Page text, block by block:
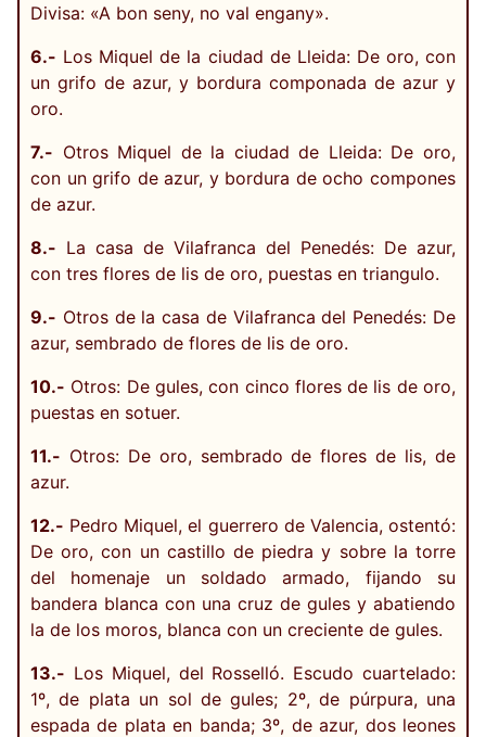
Divisa: «A bon seny, no val engany».
6.- Los Miquel de la ciudad de Lleida: De oro, con
un grifo de azur, y bordura componada de azur y
oro.
7.- Otros Miquel de la ciudad de Lleida: De oro,
con un grifo de azur, y bordura de ocho compones
de azur.
8.- La casa de Vilafranca del Penedés: De azur,
con tres flores de lis de oro, puestas en triangulo.
9.- Otros de la casa de Vilafranca del Penedés: De
azur, sembrado de flores de lis de oro.
10.- Otros: De gules, con cinco flores de lis de oro,
puestas en sotuer.
11.- Otros: De oro, sembrado de flores de lis, de
azur.
12.- Pedro Miquel, el guerrero de Valencia, ostentó:
De oro, con un castillo de piedra y sobre la torre
del homenaje un soldado armado, fijando su
bandera blanca con una cruz de gules y abatiendo
la de los moros, blanca con un creciente de gules.
13.- Los Miquel, del Rosselló. Escudo cuartelado:
1º, de plata un sol de gules; 2º, de púrpura, una
espada de plata en banda; 3º, de azur, dos leones